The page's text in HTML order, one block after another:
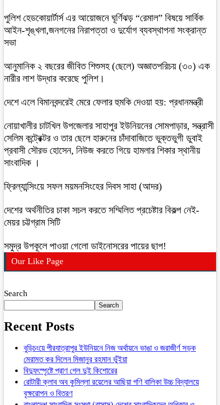
পুলিশ হেডকোয়ার্টার্স এর আয়োজনে ঘূর্ণিঝড় “রেমাল” বিষয়ে সার্বিক
আইন-শৃঙ্খলা,জনগনের নিরাপত্তা ও দুর্যোগ ব্যবস্থাপনা সংক্রান্ত
সভা
আনুমানিক ২ বছরের জীবিত শিশুসহ (ছেলে) অজ্ঞাতপরিচয় (৩০) এক
নারীর লাশ উদ্ধার করেছে পুলিশ।
দেশে এলে বিমানবন্দরেই মেরে ফেলার হুমকি দেওয়া হয়: প্রধানমন্ত্রী
নোয়াখালীর চাটখিল উপজেলার সাহাপুর ইউনিয়নের সোমপাড়ার, সন্ত্রাসী
সেলিম কন্ট্রেক্টর ও তার ছেলে হারুনের চাঁদাবাজিতে ভুক্তভুগী ডুবাই
প্রবাসী সৌরভ হোসেন, নিউজ করতে গিয়ে হামলার শিকার স্থানীয়
সাংবাদিক ।
ফ্রিল্যান্সিংয়ে সফল ময়মনসিংহের দিবস সাহা (আদর)
দেশের অর্থনীতির চাকা সচল করতে সম্মিলিত প্রচেষ্টার বিকল্প নেই-
মেয়র চট্টগ্রাম সিটি
সমুদ্র উপকূলে পাওয়া গেলো ডাইনোসরের পায়ের ছাপ!
Our Like Page
Search
Search
Recent Posts
বুড়িচংয়ে পীরযাত্রাপুর ইউনিয়নে নিজ অর্থায়নে ভাঙা ও জরাজীর্ণ সড়ক
মেরামত কর দিলেন মিজানুর রহমান ভুঁইয়া
বিদ্যুৎস্পৃষ্টে প্রাণ গেল দুই কিশোরের
রোটারী ক্লাব অব কুমিল্লা রয়েলের আছিয়া গণি বালিকা উচ্চ বিদ্যালয়ে
বৃক্ষরোপন ও বিতরণ